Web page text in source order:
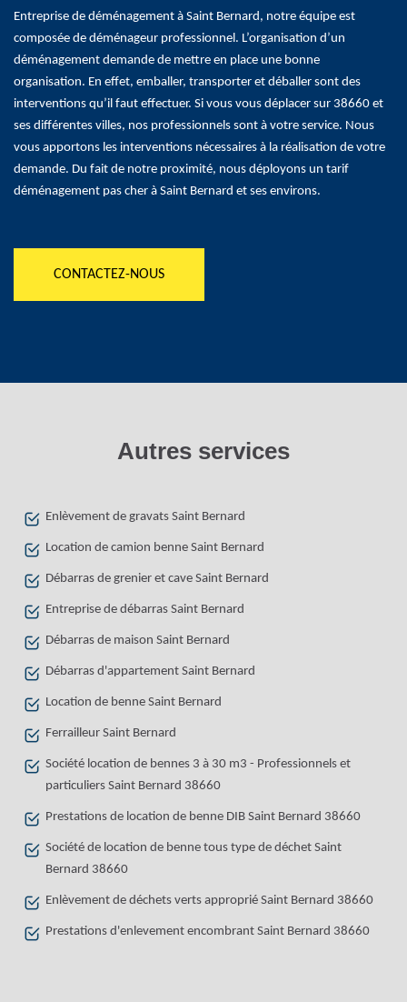
Entreprise de déménagement à Saint Bernard, notre équipe est
composée de déménageur professionnel. L’organisation d’un
déménagement demande de mettre en place une bonne
organisation. En effet, emballer, transporter et déballer sont des
interventions qu’il faut effectuer. Si vous vous déplacer sur 38660 et
ses différentes villes, nos professionnels sont à votre service. Nous
vous apportons les interventions nécessaires à la réalisation de votre
demande. Du fait de notre proximité, nous déployons un tarif
déménagement pas cher à Saint Bernard et ses environs.
CONTACTEZ-NOUS
Autres services
Enlèvement de gravats Saint Bernard
Location de camion benne Saint Bernard
Débarras de grenier et cave Saint Bernard
Entreprise de débarras Saint Bernard
Débarras de maison Saint Bernard
Débarras d'appartement Saint Bernard
Location de benne Saint Bernard
Ferrailleur Saint Bernard
Société location de bennes 3 à 30 m3 - Professionnels et
particuliers Saint Bernard 38660
Prestations de location de benne DIB Saint Bernard 38660
Société de location de benne tous type de déchet Saint
Bernard 38660
Enlèvement de déchets verts approprié Saint Bernard 38660
Prestations d'enlevement encombrant Saint Bernard 38660